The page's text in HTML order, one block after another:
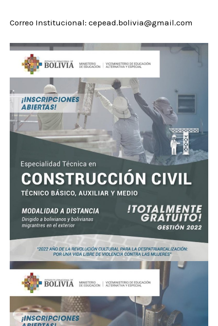
Correo Institucional: cepead.bolivia@gmail.com